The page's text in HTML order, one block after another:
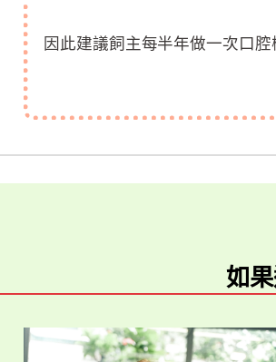
因此建議飼主每半年做一次口
如